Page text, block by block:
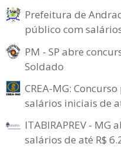
Prefeitura de
público com
PM - SP abre
Soldado
CREA-MG:
salários iniciais de
ITABIRAPREV -
salários de até R$